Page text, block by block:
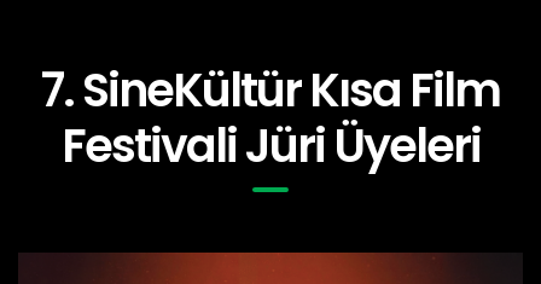
7. SineKültür Kısa Film
Festivali Jüri Üyeleri